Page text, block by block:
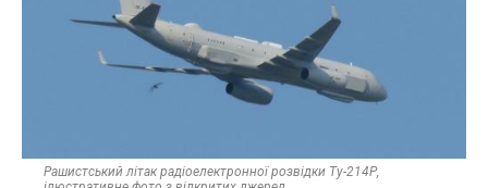
Рашистський літак радіоелектронної розвідки Ту-214Р,